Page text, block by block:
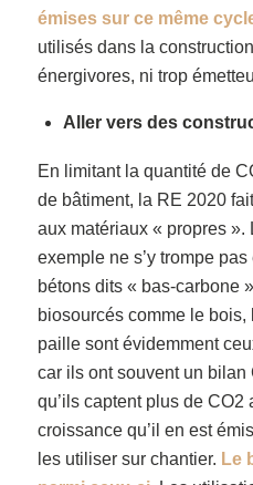
émises sur ce même
utilisés dans la
énergivores, ni trop
Aller vers des
En limitant la quantité de
de bâtiment, la RE 2020
aux matériaux « propres ».
exemple ne s’y trompe
bétons dits « bas-carbone
biosourcés comme le
paille sont évidemment
car ils ont souvent un bilan
qu’ils captent plus de CO2
croissance qu’il en est
les utiliser sur chantier. Le